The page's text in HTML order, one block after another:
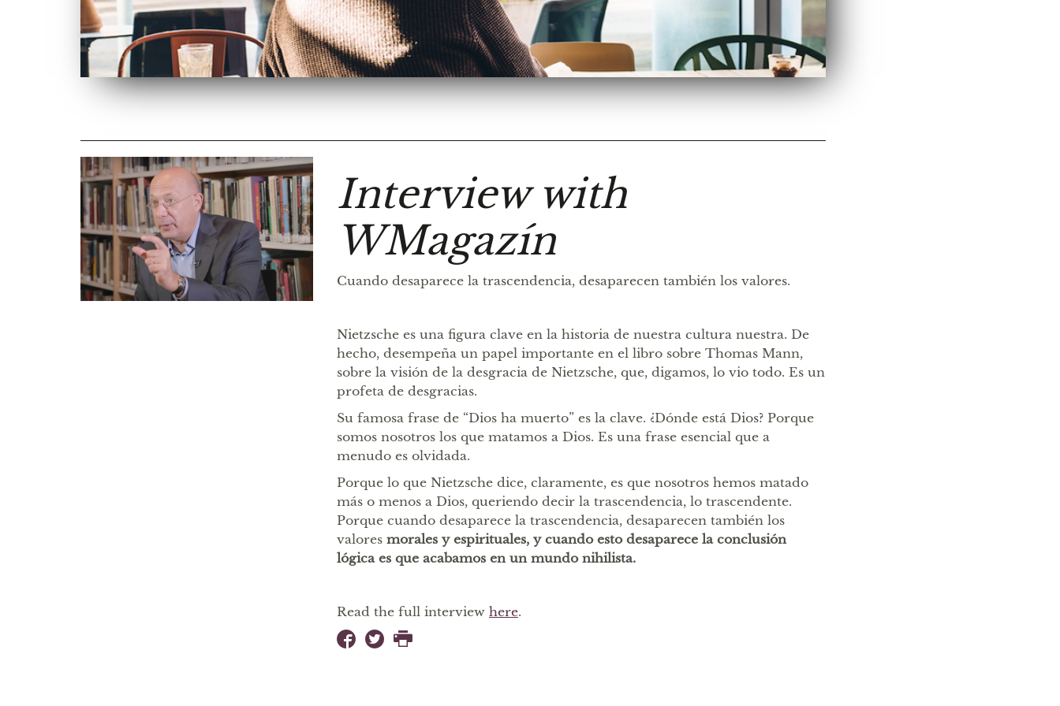
Interview with
WMagazín
Cuando desaparece la trascendencia, desaparecen también los valores.
Nietzsche es una figura clave en la historia de nuestra cultura nuestra. De
hecho, desempeña un papel importante en el libro sobre Thomas Mann,
sobre la visión de la desgracia de Nietzsche, que, digamos, lo vio todo. Es un
profeta de desgracias.
Su famosa frase de “Dios ha muerto” es la clave. ¿Dónde está Dios? Porque
somos nosotros los que matamos a Dios. Es una frase esencial que a
menudo es olvidada.
Porque lo que Nietzsche dice, claramente, es que nosotros hemos matado
más o menos a Dios, queriendo decir la trascendencia, lo trascendente.
Porque cuando desaparece la trascendencia, desaparecen también los
valores morales y espirituales, y cuando esto desaparece la conclusión
lógica es que acabamos en un mundo nihilista.
Read the full interview here.